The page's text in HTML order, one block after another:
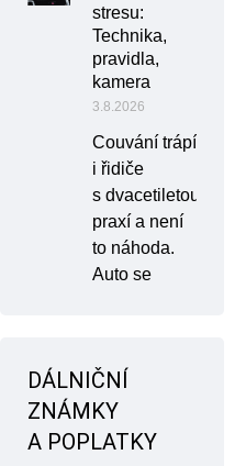
stresu:
Technika,
pravidla,
kamera
3.8.2026
Couvání trápí
i řidiče
s dvacetiletou
praxí a není
to náhoda.
Auto se
DÁLNIČNÍ
ZNÁMKY
A POPLATKY